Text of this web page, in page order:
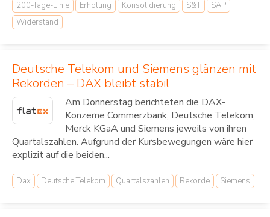
200-Tage-Linie Erholung Konsolidierung S&T
SAP
Widerstand
Deutsche Telekom und Siemens glänzen mit
Rekorden – DAX bleibt stabil
Am Donnerstag berichteten die DAX-
Konzerne Commerzbank, Deutsche Telekom,
Merck KGaA und Siemens jeweils von ihren
Quartalszahlen. Aufgrund der Kursbewegungen wäre hier
explizit auf die beiden...
Dax Deutsche Telekom Quartalszahlen Rekorde Siemens